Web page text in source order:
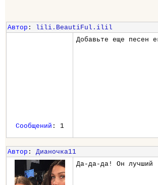
Автор : lili.BeautiFul.ilil
Добавьте еще песен
Сообщений : 1
Автор :Дианочка11
Да-да-да! Он